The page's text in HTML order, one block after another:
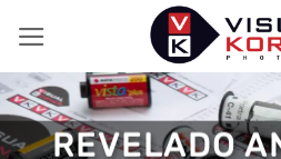
contenido
REVELADO